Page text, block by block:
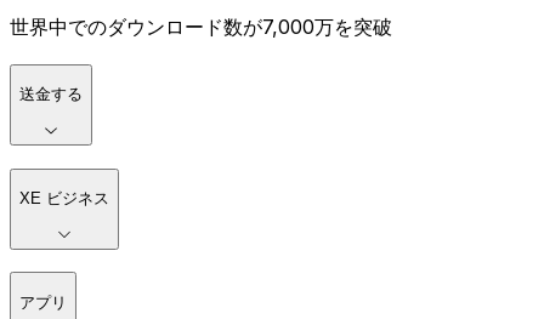
世界中でのダウンロード数が7,000万を突破
送金する
XE ビジネス
アプリ